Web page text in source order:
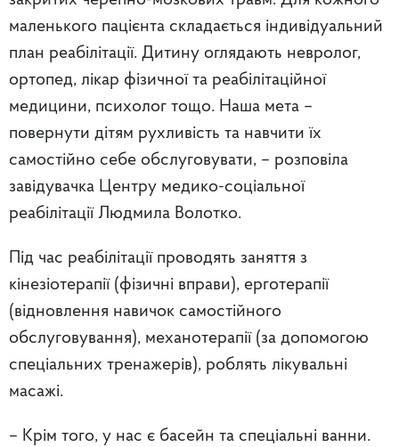
маленького пацієнта складається індивідуальний
план реабілітації. Дитину оглядають невролог,
ортопед, лікар фізичної та реабілітаційної
медицини, психолог тощо. Наша мета –
повернути дітям рухливість та навчити їх
самостійно себе обслуговувати, – розповіла
завідувачка Центру медико-соціальної
реабілітації Людмила Волотко.
Під час реабілітації проводять заняття з
кінезіотерапії (фізичні вправи), ерготерапії
(відновлення навичок самостійного
обслуговування), механотерапії (за допомогою
спеціальних тренажерів), роблять лікувальні
масажі.
– Крім того, у нас є басейн та спеціальні ванни.